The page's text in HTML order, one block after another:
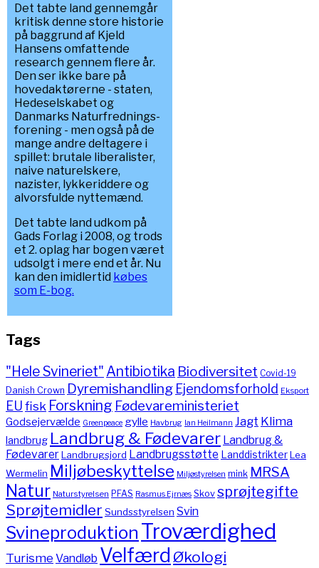
Det tabte land gennemgår
kritisk denne store historie
på baggrund af Kjeld
Hansens omfattende
research gennem flere år.
Den ser ikke bare på
hovedaktørerne - staten,
Hedeselskabet og
Danmarks Naturfrednings-
forening - men også på de
mange andre deltagere i
spillet: brutale liberalister,
naive naturelskere,
nazister, lykkeriddere og
alvorsfulde nyttemænd.
Det tabte land udkom på
Gads Forlag i 2008, og trods
et 2. oplag har bogen været
udsolgt i mere end et år. Nu
kan den imidlertid købes
som E-bog.
Tags
"Hele Svineriet" Antibiotika Biodiversitet Covid-19
Danish Crown Dyremishandling Ejendomsforhold Eksport
EUfisk Forskning Fødevareministeriet
Godsejervælde Greenpeace gylle Havbrug Ian Heilmann Jagt Klima
landbrug Landbrug & Fødevarer Landbrug &
FødevarerLandbrugsjord Landbrugsstøtte LanddistrikterLea
Wermelin Miljøbeskyttelse Miljøstyrelsen mink MRSA
Natur Naturstyrelsen PFAS Rasmus Ejrnæs Skov sprøjtegifte
Sprøjtemidler Sundsstyrelsen Svin
Svineproduktion Troværdighed
TurismeVandløb Velfærd Økologi